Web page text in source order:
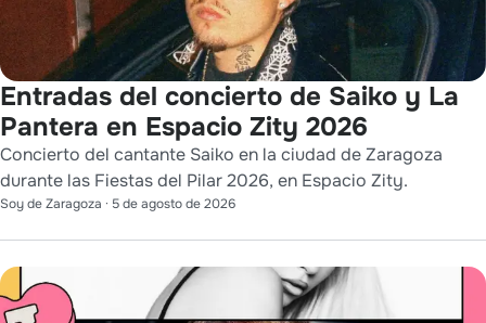
Entradas del concierto de Saiko y La
Pantera en Espacio Zity 2026
Concierto del cantante Saiko en la ciudad de Zaragoza
durante las Fiestas del Pilar 2026, en Espacio Zity.
Soy de Zaragoza · 5 de agosto de 2026